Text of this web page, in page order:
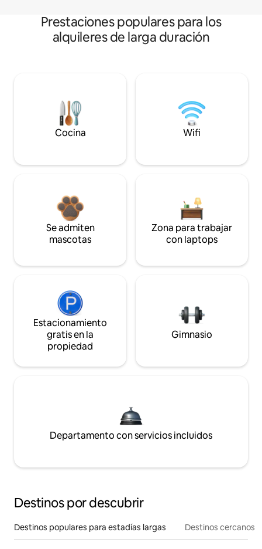
Prestaciones populares para los
alquileres de larga duración
Cocina Wifi
Se admiten
mascotas
Zona para trabajar
con laptops
Estacionamiento
gratis en la
propiedad
Gimnasio
Departamento con servicios incluidos
Destinos por descubrir
Destinos populares para estadías largas Destinos cercanos